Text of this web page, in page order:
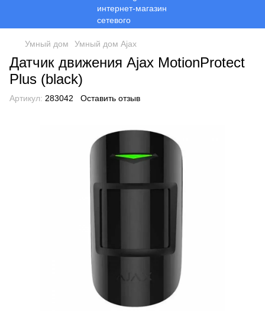
Умный дом Умный дом Ajax
Датчик движения Ajax MotionProtect
Plus (black)
Артикул: 283042 Оставить отзыв